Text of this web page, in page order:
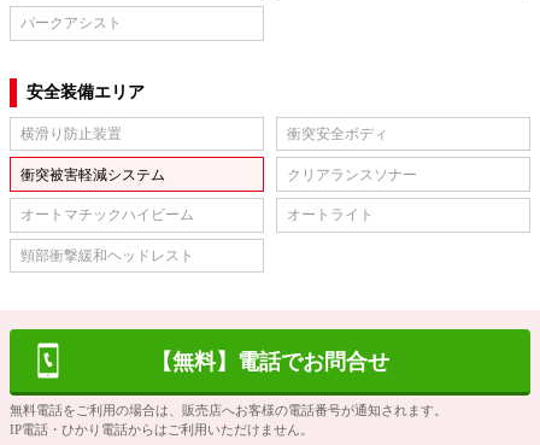
パークアシスト
安全装備エリア
横滑り防止装置 衝突安全ボディ
衝突被害軽減システム クリアランスソナー
オートマチックハイビーム オートライト
頸部衝撃緩和ヘッドレスト
【無料】電話でお問合せ
無料電話をご利用の場合は、販売店へお客様の電話番号が通知されます。
IP電話・ひかり電話からはご利用いただけません。